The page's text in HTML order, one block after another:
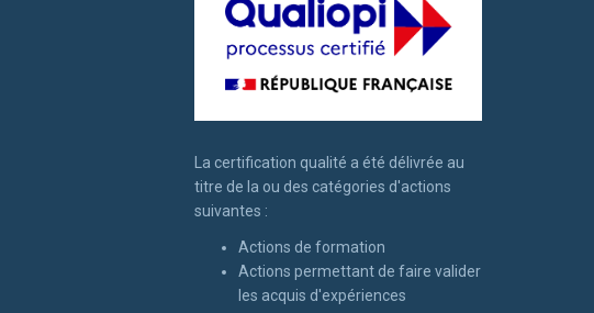
La certification qualité a été délivrée au
titre de la ou des catégories d'actions
suivantes :
Actions de formation
Actions permettant de faire valider
les acquis d'expériences